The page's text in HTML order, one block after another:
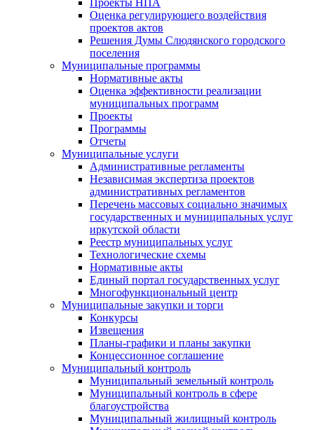
Проекты НПА
Оценка регулирующего воздействия
проектов актов
Решения Думы Слюдянского городского
поселения
Муниципальные программы
Нормативные акты
Оценка эффективности реализации
муниципальных программ
Проекты
Программы
Отчеты
Муниципальные услуги
Административные регламенты
Независимая экспертиза проектов
административных регламентов
Перечень массовых социально значимых
государственных и муниципальных услуг
иркутской области
Реестр муниципальных услуг
Технологические схемы
Нормативные акты
Единый портал государственных услуг
Многофункциональный центр
Муниципальные закупки и торги
Конкурсы
Извещения
Планы-графики и планы закупки
Концессионное соглашение
Муниципальный контроль
Муниципальный земельный контроль
Муниципальный контроль в сфере
благоустройства
Муниципальный жилищный контроль